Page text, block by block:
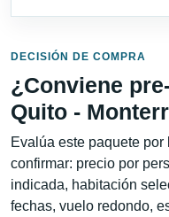
DECISIÓN DE COMPRA
¿Conviene
Quito -
Evalúa este paquete
confirmar: precio por
indicada, habitación
fechas, vuelo redondo,